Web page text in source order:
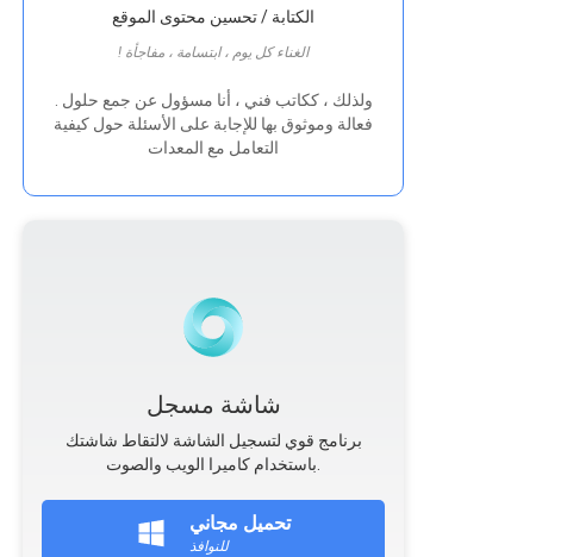
الكتابة / تحسين محتوى الموقع
! الغناء كل يوم ، ابتسامة ، مفاجأة
فعالة وموثوق بها للإجابة على الأسئلة حول كيفية
التعامل مع المعدات
شاشة مسجل
برنامج قوي لتسجيل الشاشة لالتقاط شاشتك
تحميل مجاني
للنوافذ